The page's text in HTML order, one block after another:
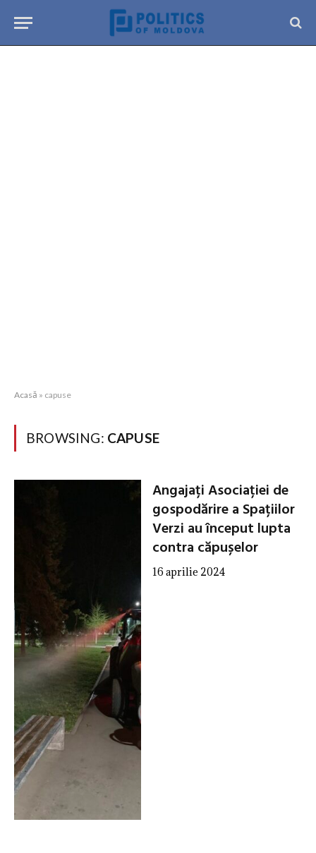
Acasă » capuse
BROWSING: CAPUSE
Angajați Asociației de
gospodărire a Spațiilor
Verzi au început lupta
contra căpușelor
16 aprilie 2024